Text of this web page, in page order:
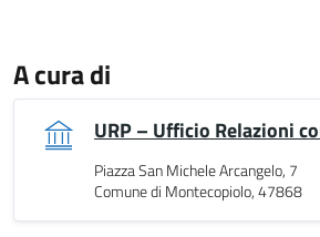
A cura di
URP – Ufficio Relazioni
Piazza San Michele Arcangelo, 7
Comune di Montecopiolo, 47868